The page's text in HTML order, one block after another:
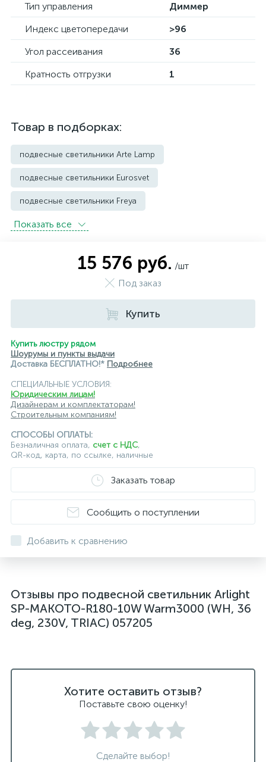
Тип управления
Диммер
Индекс цветопередачи
>96
Угол рассеивания
36
Кратность отгрузки
1
Товар в подборках:
подвесные светильники Arte Lamp
подвесные светильники Eurosvet
подвесные светильники Freya
подвесные светильники Imperium Loft
подвесные светильники Lightstar
подвесные светильники Lumion
подвесные светильники Maytoni
подвесные светильники Newport
подвесные светильники Odeon Light
подвесные светильники ST Luce
подвесные светильники для кафе и ресторанов
подвесные светильники для лестниц
подвесные светильники над барной стойкой
подвесные светильники над столом
подвесные светлильники LED
подвесные светодиодные Kink Light
светильники дизайнерские из Италии
светильники для ванной комнаты
светодиодные светильники для ванной комнаты
Показать всe
15 576 руб. /шт
Под заказ
Купить
Купить люстру рядом
Шоурумы и пункты выдачи
Доставка БЕСПЛАТНО!* Подробнее
СПЕЦИАЛЬНЫЕ УСЛОВИЯ:
Юридическим лицам!
Дизайнерам и комплектаторам!
Строительным компаниям!
СПОСОБЫ ОПЛАТЫ:
Безналичная оплата, счет с НДС,
QR-код, карта, по ссылке, наличные
Заказать товар
Сообщить о поступлении
Добавить к сравнению
Отзывы про подвесной светильник Arlight
SP-MAKOTO-R180-10W Warm3000 (WH, 36
deg, 230V, TRIAC) 057205
Хотите оставить отзыв?
Поставьте свою оценку!
Сделайте выбор!